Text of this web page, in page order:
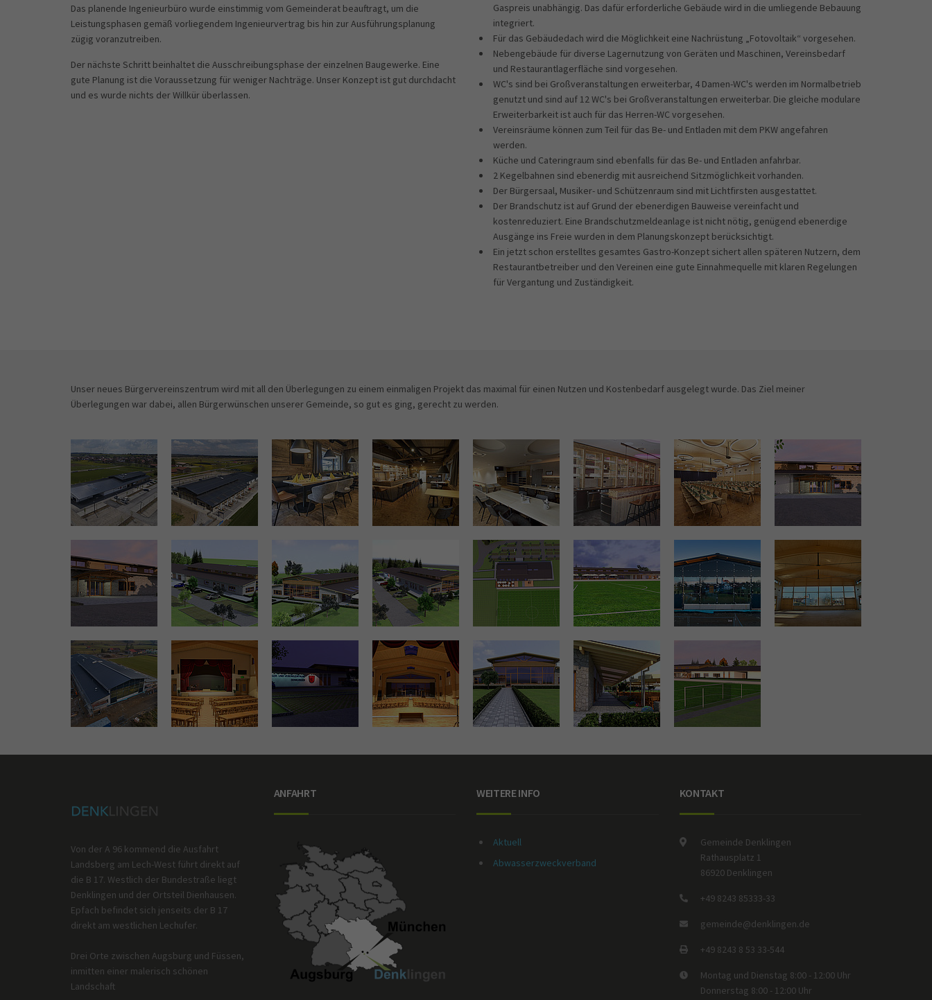
Das planende Ingenieurbüro wurde einstimmig vom Gemeinderat beauftragt, um die
Leistungsphasen gemäß vorliegendem Ingenieurvertrag bis hin zur Ausführungsplanung
zügig voranzutreiben.
Der nächste Schritt beinhaltet die Ausschreibungsphase der einzelnen Baugewerke. Eine
gute Planung ist die Voraussetzung für weniger Nachträge. Unser Konzept ist gut durchdacht
und es wurde nichts der Willkür überlassen.
Gaspreis unabhängig. Das dafür erforderliche Gebäude wird in die umliegende Bebauung
integriert.
Für das Gebäudedach wird die Möglichkeit eine Nachrüstung „Fotovoltaik“ vorgesehen.
Nebengebäude für diverse Lagernutzung von Geräten und Maschinen, Vereinsbedarf
und Restaurantlagerfläche sind vorgesehen.
WC's sind bei Großveranstaltungen erweiterbar, 4 Damen-WC's werden im Normalbetrieb
genutzt und sind auf 12 WC's bei Großveranstaltungen erweiterbar. Die gleiche modulare
Erweiterbarkeit ist auch für das Herren-WC vorgesehen.
Vereinsräume können zum Teil für das Be- und Entladen mit dem PKW angefahren
werden.
Küche und Cateringraum sind ebenfalls für das Be- und Entladen anfahrbar.
2 Kegelbahnen sind ebenerdig mit ausreichend Sitzmöglichkeit vorhanden.
Der Bürgersaal, Musiker- und Schützenraum sind mit Lichtfirsten ausgestattet.
Der Brandschutz ist auf Grund der ebenerdigen Bauweise vereinfacht und
kostenreduziert. Eine Brandschutzmeldeanlage ist nicht nötig, genügend ebenerdige
Ausgänge ins Freie wurden in dem Planungskonzept berücksichtigt.
Ein jetzt schon erstelltes gesamtes Gastro-Konzept sichert allen späteren Nutzern, dem
Restaurantbetreiber und den Vereinen eine gute Einnahmequelle mit klaren Regelungen
für Vergantung und Zuständigkeit.
Unser neues Bürgervereinszentrum wird mit all den Überlegungen zu einem einmaligen Projekt das maximal für einen Nutzen und Kostenbedarf ausgelegt wurde. Das Ziel meiner
Überlegungen war dabei, allen Bürgerwünschen unserer Gemeinde, so gut es ging, gerecht zu werden.
Von der A 96 kommend die Ausfahrt
Landsberg am Lech-West führt direkt auf
die B 17. Westlich der Bundestraße liegt
Denklingen und der Ortsteil Dienhausen.
Epfach befindet sich jenseits der B 17
direkt am westlichen Lechufer.
Drei Orte zwischen Augsburg und Füssen,
inmitten einer malerisch schönen
Landschaft
ANFAHRT WEITERE INFO
Aktuell
Abwasserzweckverband
KONTAKT
Gemeinde Denklingen
Rathausplatz 1
86920 Denklingen
+49 8243 85333-33
gemeinde@denklingen.de
+49 8243 8 53 33-544
Montag und Dienstag 8:00 - 12:00 Uhr
Donnerstag 8:00 - 12:00 Uhr